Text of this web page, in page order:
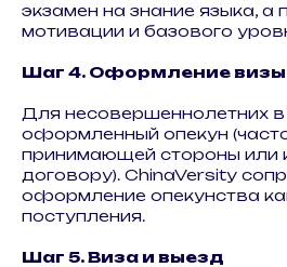
экзамен на знание языка, а
мотивации и базового
Шаг 4. Оформление визы
Для несовершеннолетних в
оформленный опекун
принимающей стороны или
договору). ChinaVersity
оформление опекунства
поступления.
Шаг 5. Виза и выезд